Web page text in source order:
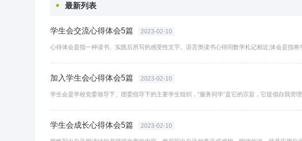
最新列表
学生会交流心得体会5篇 2023-02-10
加入学生会心得体会5篇 2023-02-10
学生会成长心得体会5篇 2023-02-10